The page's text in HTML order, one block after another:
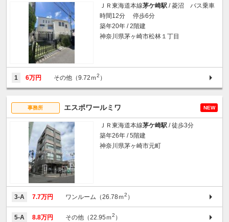
ＪＲ東海道本線茅ケ崎駅 / 菱沼 バス乗車
時間12分 停歩6分
築年20年 / 2階建
神奈川県茅ヶ崎市松林１丁目
1 6万円 その他（9.72ｍ2 ）
事務所 エスポワールミワ NEW
ＪＲ東海道本線茅ケ崎駅 / 徒歩3分
築年26年 / 5階建
神奈川県茅ヶ崎市元町
3-A 7.7万円 ワンルーム（26.78ｍ2 ）
5-A 8.8万円 その他（22.95ｍ2 ）